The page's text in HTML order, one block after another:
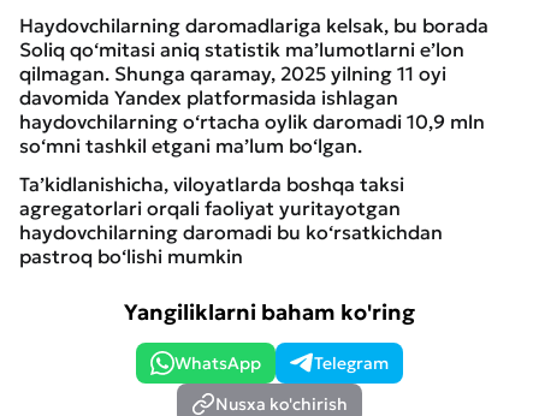
Haydovchilarning daromadlariga kelsak, bu borada
Soliq qo‘mitasi aniq statistik ma’lumotlarni e’lon
qilmagan. Shunga qaramay, 2025 yilning 11 oyi
davomida Yandex platformasida ishlagan
haydovchilarning o‘rtacha oylik daromadi 10,9 mln
so‘mni tashkil etgani ma’lum bo‘lgan.
Ta’kidlanishicha, viloyatlarda boshqa taksi
agregatorlari orqali faoliyat yuritayotgan
haydovchilarning daromadi bu ko‘rsatkichdan
pastroq bo‘lishi mumkin
Yangiliklarni baham ko'ring
WhatsApp
Telegram
Nusxa ko'chirish